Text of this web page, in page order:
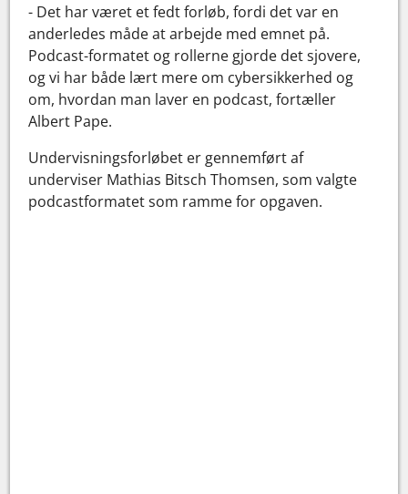
- Det har været et fedt forløb, fordi det var en
anderledes måde at arbejde med emnet på.
Podcast-formatet og rollerne gjorde det sjovere,
og vi har både lært mere om cybersikkerhed og
om, hvordan man laver en podcast, fortæller
Albert Pape.
Undervisningsforløbet er gennemført af
underviser Mathias Bitsch Thomsen, som valgte
podcastformatet som ramme for opgaven.